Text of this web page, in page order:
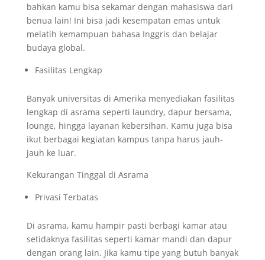
bahkan kamu bisa sekamar dengan mahasiswa dari
benua lain! Ini bisa jadi kesempatan emas untuk
melatih kemampuan bahasa Inggris dan belajar
budaya global.
Fasilitas Lengkap
Banyak universitas di Amerika menyediakan fasilitas
lengkap di asrama seperti laundry, dapur bersama,
lounge, hingga layanan kebersihan. Kamu juga bisa
ikut berbagai kegiatan kampus tanpa harus jauh-
jauh ke luar.
Kekurangan Tinggal di Asrama
Privasi Terbatas
Di asrama, kamu hampir pasti berbagi kamar atau
setidaknya fasilitas seperti kamar mandi dan dapur
dengan orang lain. Jika kamu tipe yang butuh banyak